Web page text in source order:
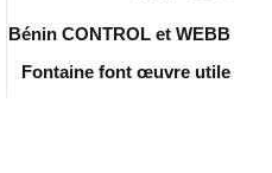
Bénin CONTROL et WEBB
Fontaine font œuvre utile